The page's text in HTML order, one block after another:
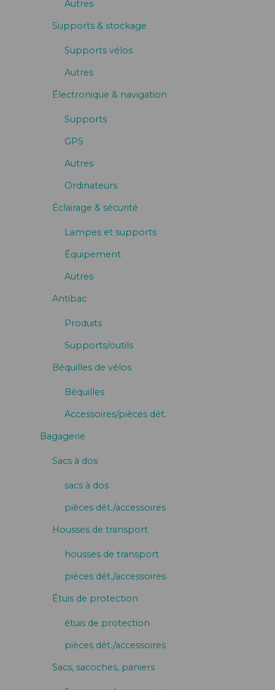
Autres
Supports & stockage
Supports vélos
Autres
Électronique & navigation
Supports
GPS
Autres
Ordinateurs
Éclairage & sécurité
Lampes et supports
Équipement
Autres
Antibac
Produits
Supports/outils
Béquilles de vélos
Béquilles
Accessoires/pièces dét.
Bagagerie
Sacs à dos
sacs à dos
pièces dét./accessoires
Housses de transport
housses de transport
pièces dét./accessoires
Étuis de protection
étuis de protection
pièces dét./accessoires
Sacs, sacoches, paniers